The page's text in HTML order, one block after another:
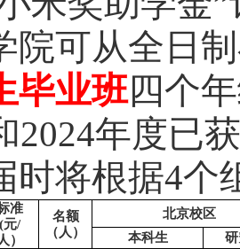
院可从全日
毕业班四个
2024年度已
时将根据4个
准
(元/
人）
名额
（人）
北京校区
本科生